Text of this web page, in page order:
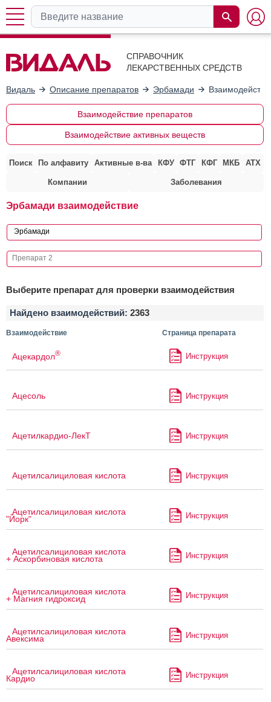
СПРАВОЧНИК
ЛЕКАРСТВЕННЫХ СРЕДСТВ
Видаль Описание препаратов Эрбамади
Взаимодействие препаратов
Взаимодействие активных веществ
Поиск По алфавиту Активные в-ва КФУ ФТГ КФГ МКБ АТХ
Компании Заболевания
Эрбамади взаимодействие
Выберите препарат для проверки взаимодействия
Найдено взаимодействий: 2363
Взаимодействие Страница препарата
Ацекардол® Инструкция
Ацесоль Инструкция
Ацетилкардио-ЛекТ Инструкция
Ацетилсалициловая кислота Инструкция
Ацетилсалициловая кислота
"Йорк" Инструкция
Ацетилсалициловая кислота
+ Аскорбиновая кислота Инструкция
Ацетилсалициловая кислота
+ Магния гидроксид Инструкция
Ацетилсалициловая кислота
Авексима Инструкция
Ацетилсалициловая кислота
Кардио Инструкция